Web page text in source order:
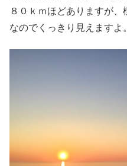
８０ｋｍほどありますが
なのでくっきり見えますよ。